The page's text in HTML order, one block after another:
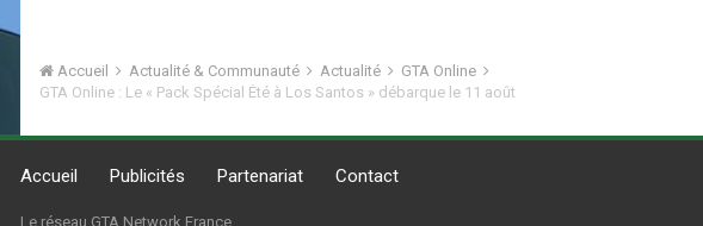
Accueil Actualité & Communauté Actualité
GTA Online
GTA Online : Le « Pack Spécial Été à Los Santos » débarque le 11 août
Accueil Publicités Partenariat Contact
Le réseau GTA Network France